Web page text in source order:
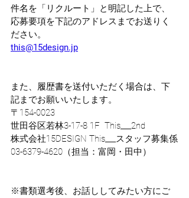
件名を「リクルート」と明記した上で、
応募要項を下記のアドレスまでお送りく
ださい。
this@15design.jp
また、履歴書を送付いただく場合は、下
記までお願いいたします。
〒154-0023
世田谷区若林3-17-8 1F  This___2nd
株式会社15DESIGN This___スタッフ募集係
03-6379-4620（担当：富岡・田中）
※書類選考後、お話ししてみたい方にご